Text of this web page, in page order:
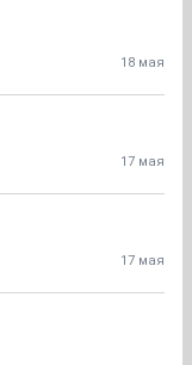
18 мая
17 мая
17 мая